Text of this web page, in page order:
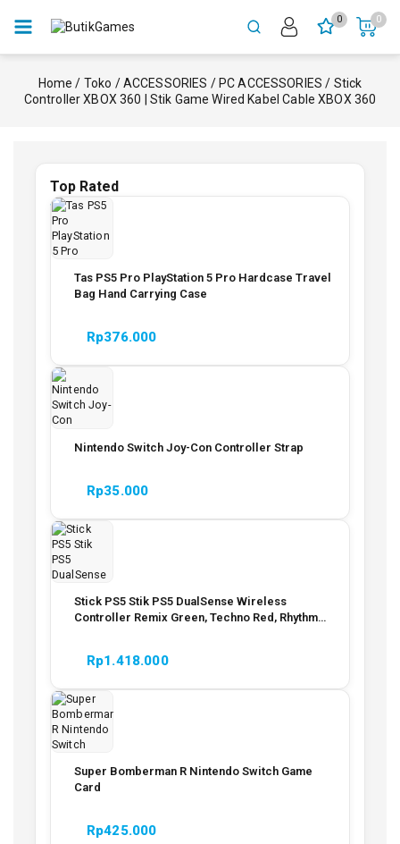
0 0
Home / Toko / ACCESSORIES / PC ACCESSORIES / Stick
Controller XBOX 360 | Stik Game Wired Kabel Cable XBOX 360
Top Rated
Tas PS5 Pro PlayStation 5 Pro Hardcase Travel
Bag Hand Carrying Case
Rp376.000
Nintendo Switch Joy-Con Controller Strap
Rp35.000
Stick PS5 Stik PS5 DualSense Wireless
Controller Remix Green, Techno Red, Rhythm
Rp1.418.000
Super Bomberman R Nintendo Switch Game
Card
Rp425.000